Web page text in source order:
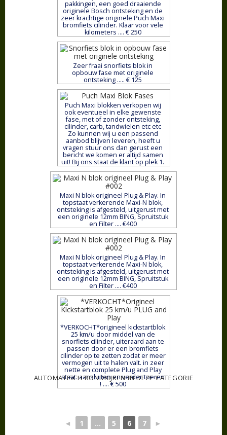
pakkingen, een goed draaiende
originele Bosch ontsteking en de
zeer krachtige originele Puch Maxi
bromfiets cilinder. Klaar voor vele
kilometers .... € 250
Zeer fraai snorfiets blok in
opbouw fase met originele
ontsteking ..... € 125
Puch Maxi blokken verkopen wij
ook eventueel in elke gewenste
fase, met of zonder ontsteking,
cilinder, carb, tandwielen etc etc
Zo kunnen wij u een passend
aanbod blijven leveren, heeft u
vragen stuur ons dan gerust een
bericht we komen er altijd samen
uit! Bij ons staat de klant op plek 1.
Maxi N blok origineel Plug & Play. In
topstaat verkerende Maxi-N blok,
ontsteking is afgesteld, uitgerust met
een originele 12mm BING, Spruitstuk
en Filter .... €400
Maxi N blok origineel Plug & Play. In
topstaat verkerende Maxi-N blok,
ontsteking is afgesteld, uitgerust met
een originele 12mm BING, Spruitstuk
en Filter .... €400
*VERKOCHT*origineel kickstartblok
25 km/u door middel van de
snorfiets cilinder, uiteraard aan te
passen door er een bromfiets
cilinder op te zetten zodat er meer
vermogen uit te halen valt. in zeer
nette en complete Plug and Play
staat. aansluiten en verder toeren
! .... € 500
AUTOMATISCH RONDKIJKEN IN DEZE CATEGORIE
◄ 1 ... 5 6 7 ►